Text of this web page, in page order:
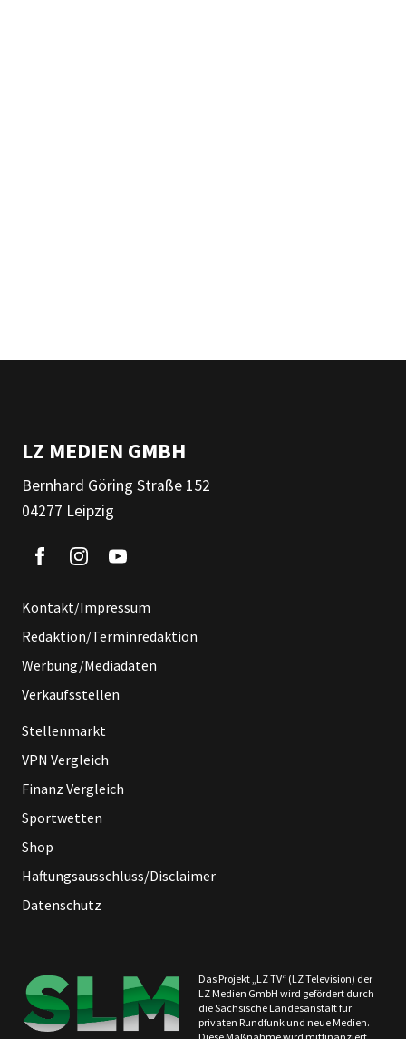
LZ MEDIEN GMBH
Bernhard Göring Straße 152
04277 Leipzig
Kontakt/Impressum
Redaktion/Terminredaktion
Werbung/Mediadaten
Verkaufsstellen
Stellenmarkt
VPN Vergleich
Finanz Vergleich
Sportwetten
Shop
Haftungsausschluss/Disclaimer
Datenschutz
Das Projekt „LZ TV“ (LZ Television) der
LZ Medien GmbH wird gefördert durch
die Sächsische Landesanstalt für
privaten Rundfunk und neue Medien.